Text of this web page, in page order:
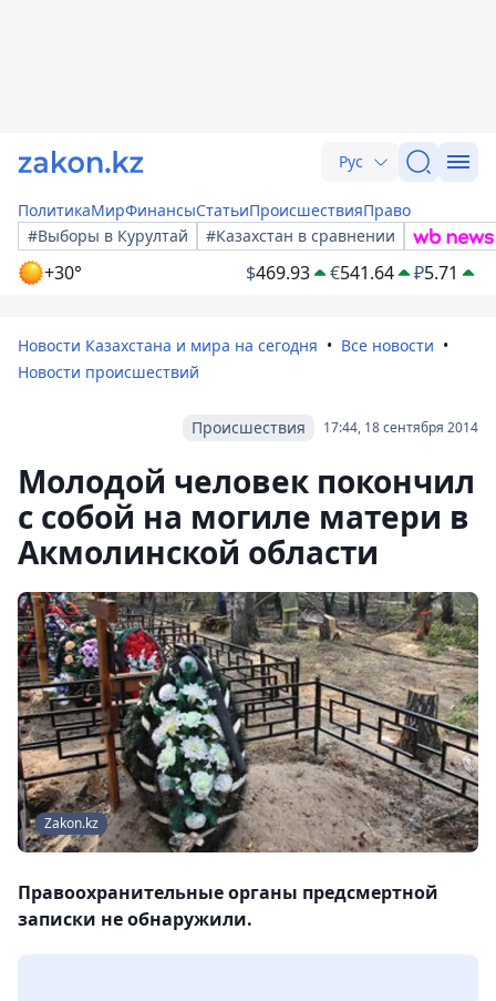
Рус
ПолитикаМирФинансыСтатьиПроисшествияПраво
#Выборы в Курултай
#Казахстан в сравнении
+30° $469.93 €541.64 ₽5.71
Новости Казахстана и мира на сегодня
Все новости
Новости происшествий
17:44, 18 сентября 2014
Происшествия
Молодой человек покончил
с собой на могиле матери в
Акмолинской области
Zakon.kz
Правоохранительные органы предсмертной
записки не обнаружили.